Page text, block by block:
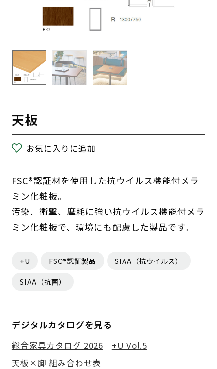
天板
お気に入りに追加
FSC®認証材を使用した抗ウイルス機能付メラ
ミン化粧板。
汚染、衝撃、摩耗に強い抗ウイルス機能付メラ
ミン化粧板で、環境にも配慮した製品です。
+U FSC®認証製品 SIAA（抗ウイルス）
SIAA（抗菌）
デジタルカタログを見る
総合家具カタログ 2026
+U Vol.5
天板×脚 組み合わせ表